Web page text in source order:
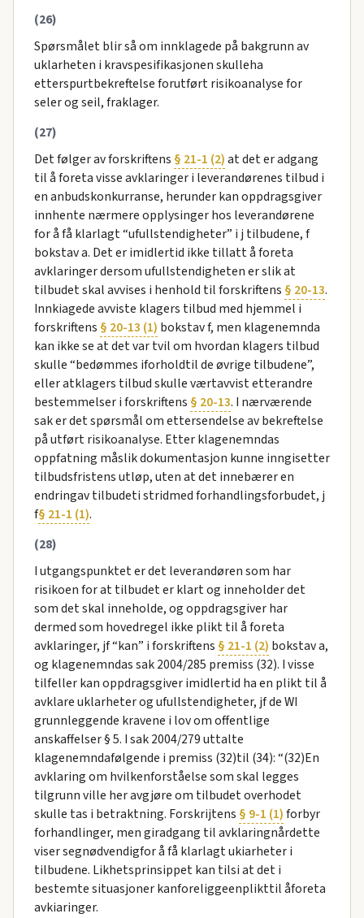
(26)
Spørsmålet blir så om innklagede på bakgrunn av
uklarheten i kravspesifikasjonen skulleha
etterspurtbekreftelse forutført risikoanalyse for
seler og seil, fraklager.
(27)
Det følger av forskriftens § 21-1 (2)at det er adgang
til å foreta visse avklaringer i leverandørenes tilbud i
en anbudskonkurranse, herunder kan oppdragsgiver
innhente nærmere opplysinger hos leverandørene
for å få klarlagt “ufullstendigheter” i j tilbudene, f
bokstav a. Det er imidlertid ikke tillatt å foreta
avklaringer dersom ufullstendigheten er slik at
tilbudet skal avvises i henhold til forskriftens § 20-13.
Innkiagede avviste klagers tilbud med hjemmel i
forskriftens § 20-13 (1) bokstav f, men klagenemnda
kan ikke se at det var tvil om hvordan klagers tilbud
skulle “bedømmes iforholdtil de øvrige tilbudene”,
eller atklagers tilbud skulle værtavvist etterandre
bestemmelser i forskriftens § 20-13. I nærværende
sak er det spørsmål om ettersendelse av bekreftelse
på utført risikoanalyse. Etter klagenemndas
oppfatning måslik dokumentasjon kunne inngisetter
tilbudsfristens utløp, uten at det innebærer en
endringav tilbudeti stridmed forhandlingsforbudet, j
f§ 21-1 (1).
(28)
I utgangspunktet er det leverandøren som har
risikoen for at tilbudet er klart og inneholder det
som det skal inneholde, og oppdragsgiver har
dermed som hovedregel ikke plikt til å foreta
avklaringer, jf “kan” i forskriftens § 21-1 (2) bokstav a,
og klagenemndas sak 2004/285 premiss (32). I visse
tilfeller kan oppdragsgiver imidlertid ha en plikt til å
avklare uklarheter og ufullstendigheter, jf de WI
grunnleggende kravene i lov om offentlige
anskaffelser § 5. I sak 2004/279 uttalte
klagenemndafølgende i premiss (32)til (34): “(32)En
avklaring om hvilkenforståelse som skal legges
tilgrunn ville her avgjøre om tilbudet overhodet
skulle tas i betraktning. Forskrijtens § 9-1 (1)forbyr
forhandlinger, men giradgang til avklaringnårdette
viser segnødvendigfor å få klarlagt ukiarheter i
tilbudene. Likhetsprinsippet kan tilsi at det i
bestemte situasjoner kanforeliggeenplikttil åforeta
avkiaringer.